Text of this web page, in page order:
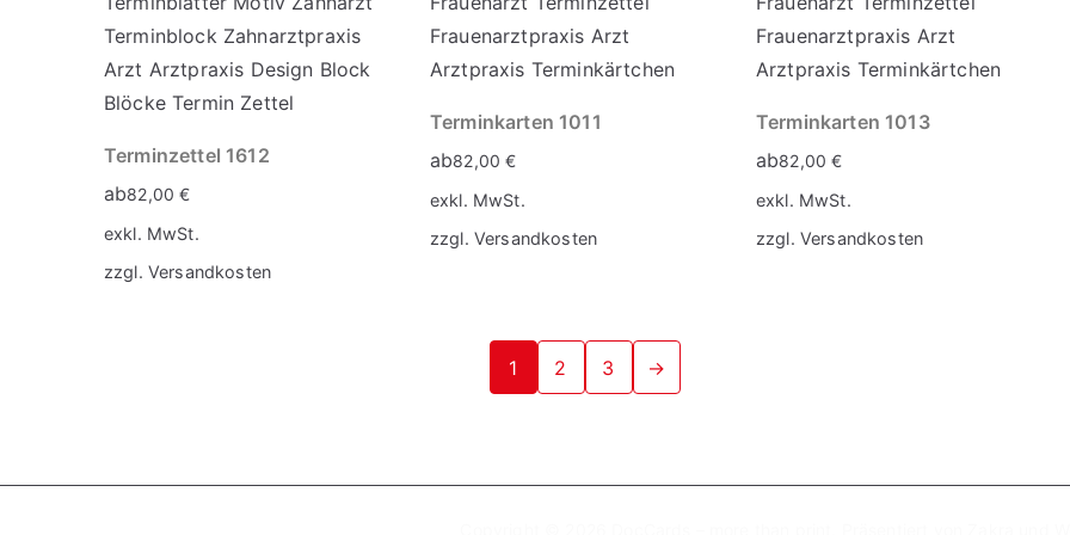
Terminzettel 1612
ab82,00€
exkl. MwSt.
zzgl. Versandkosten
Terminkarten 1011
ab82,00€
exkl. MwSt.
zzgl. Versandkosten
Terminkarten 1013
ab82,00€
exkl. MwSt.
zzgl. Versandkosten
1 2 3 →